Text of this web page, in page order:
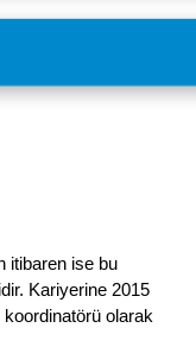
itibaren ise bu
Kariyerine 2015
koordinatörü olarak